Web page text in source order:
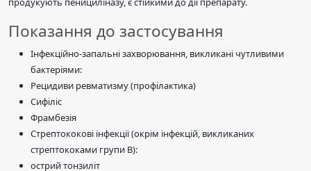
Показання до застосування
Інфекційно-запальні захворювання, викликані чутливими
бактеріями:
Рецидиви ревматизму (профілактика)
Сифіліс
Фрамбезія
Стрептококові інфекції (окрім інфекцій, викликаних
стрептококами групи В):
острий тонзиліт